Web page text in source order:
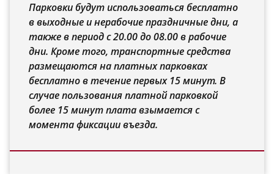
Парковки будут использоваться бесплатно
в выходные и нерабочие праздничные дни, а
также в период с 20.00 до 08.00 в рабочие
дни. Кроме того, транспортные средства
размещаются на платных парковках
бесплатно в течение первых 15 минут. В
случае пользования платной парковкой
более 15 минут плата взымается с
момента фиксации въезда.